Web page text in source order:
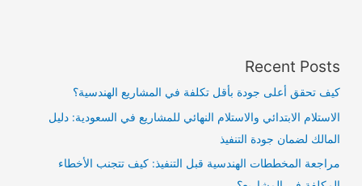
Recent Posts
كيف تحقق أعلى جودة بأقل تكلفة في المشاريع الهندسية؟
الاستلام الابتدائي والاستلام النهائي للمشاريع في السعودية: دليل
المالك لضمان جودة التنفيذ
مراجعة المخططات الهندسية قبل التنفيذ: كيف تتجنب الأخطاء